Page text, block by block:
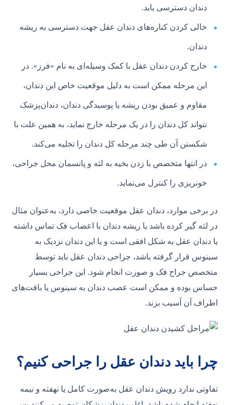
دندان دسترسی یابد.
خالی کردن کناره‌های دندان عقل جهت دسترسی به ریشه
دندان.
خارج کردن دندان عقل با کمک وسیله‌ای به نام «فرز». در
این مرحله ممکن است به دلیل موقعیت خاص این دندان،
مقاوم و عمیق بودن ریشه یا پوسیدگی دندان، دندان‌پزشک
نتواند کل دندان را در یک مرحله خارج نماید، به همین علت با
شکستن آن طی چند مرحله کل دندان را تخلیه می‌کند.
در انتها متخصص با زدن بخیه به لثه و پانسمان محل جراحی،
خونریزی را کنترل می‌نماید.
در برخی موارد، دندان عقل موقعیت خاصی دارد، به‌عنوان مثال
در لثه گیر کرده باشد یا ریشه دندان با اعصاب فک تماس داشته
یا دندان عقل به شکل افقی است و یا این دندان نزدیک به
سینوس قرار گرفته باشد، جراحی دندان عقل باید توسط
متخصص جراح فک و صورت انجام شود. این جراحی بسیار
حساس بوده و ممکن است عصب دندان به سینوس یا بافت‌های
اطراف آن آسیب بزند.
چرا باید دندان عقل را جراحی کنیم؟
تفاوتی ندارد رویش دندان عقل به‌صورت کامل یا نهفته و نیمه